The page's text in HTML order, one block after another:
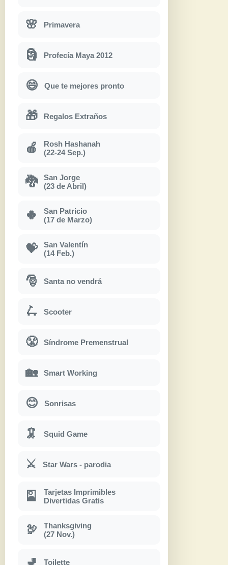
🌸 Primavera
🗿 Profecía Maya 2012
😄 Que te mejores pronto
🎁 Regalos Extraños
🍎
Rosh Hashanah
(22-24 Sep.)
🐉
San Jorge
(23 de Abril)
🍀
San Patricio
(17 de Marzo)
💝
San Valentín
(14 Feb.)
🎅 Santa no vendrá
🛴 Scooter
😤 Síndrome Premenstrual
🏡 Smart Working
😊 Sonrisas
🦑 Squid Game
⚔ Star Wars - parodia
🎴
Tarjetas Imprimibles
Divertidas Gratis
🦃
Thanksgiving
(27 Nov.)
🚽 Toilette